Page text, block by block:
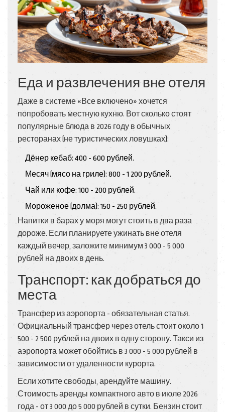
Еда и развлечения вне отеля
Даже в системе «Все включено» хочется
попробовать местную кухню. Вот сколько стоят
популярные блюда в 2026 году в обычных
ресторанах (не туристических ловушках):
Дёнер кебаб: 400 - 600 рублей.
Месяч (мясо на гриле): 800 - 1 200 рублей.
Чай или кофе: 100 - 200 рублей.
Мороженое (долма): 150 - 250 рублей.
Напитки в барах у моря могут стоить в два раза
дороже. Если планируете ужинать вне отеля
каждый вечер, заложите минимум 3 000 - 5 000
рублей на двоих в день.
Транспорт: как добраться до
места
Трансфер из аэропорта - обязательная статья.
Официальный трансфер через отель стоит около 1
500 - 2 500 рублей на двоих в одну сторону. Такси из
аэропорта может обойтись в 3 000 - 5 000 рублей в
зависимости от удаленности курорта.
Если хотите свободы, арендуйте машину.
Стоимость аренды компактного авто в июле 2026
года - от 3 000 до 5 000 рублей в сутки. Бензин стоит